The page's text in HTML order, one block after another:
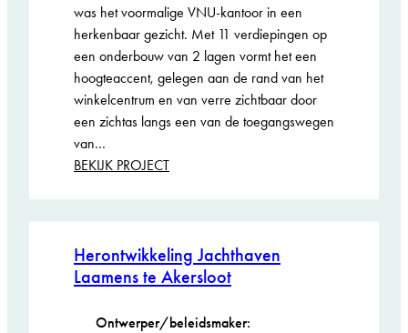
was het voormalige VNU-kantoor in een
herkenbaar gezicht. Met 11 verdiepingen op
een onderbouw van 2 lagen vormt het een
hoogteaccent, gelegen aan de rand van het
winkelcentrum en van verre zichtbaar door
een zichtas langs een van de toegangswegen
van…
BEKIJK PROJECT:
Herontwikkeling Jachthaven
Laamens te Akersloot
Ontwerper/beleidsmaker: